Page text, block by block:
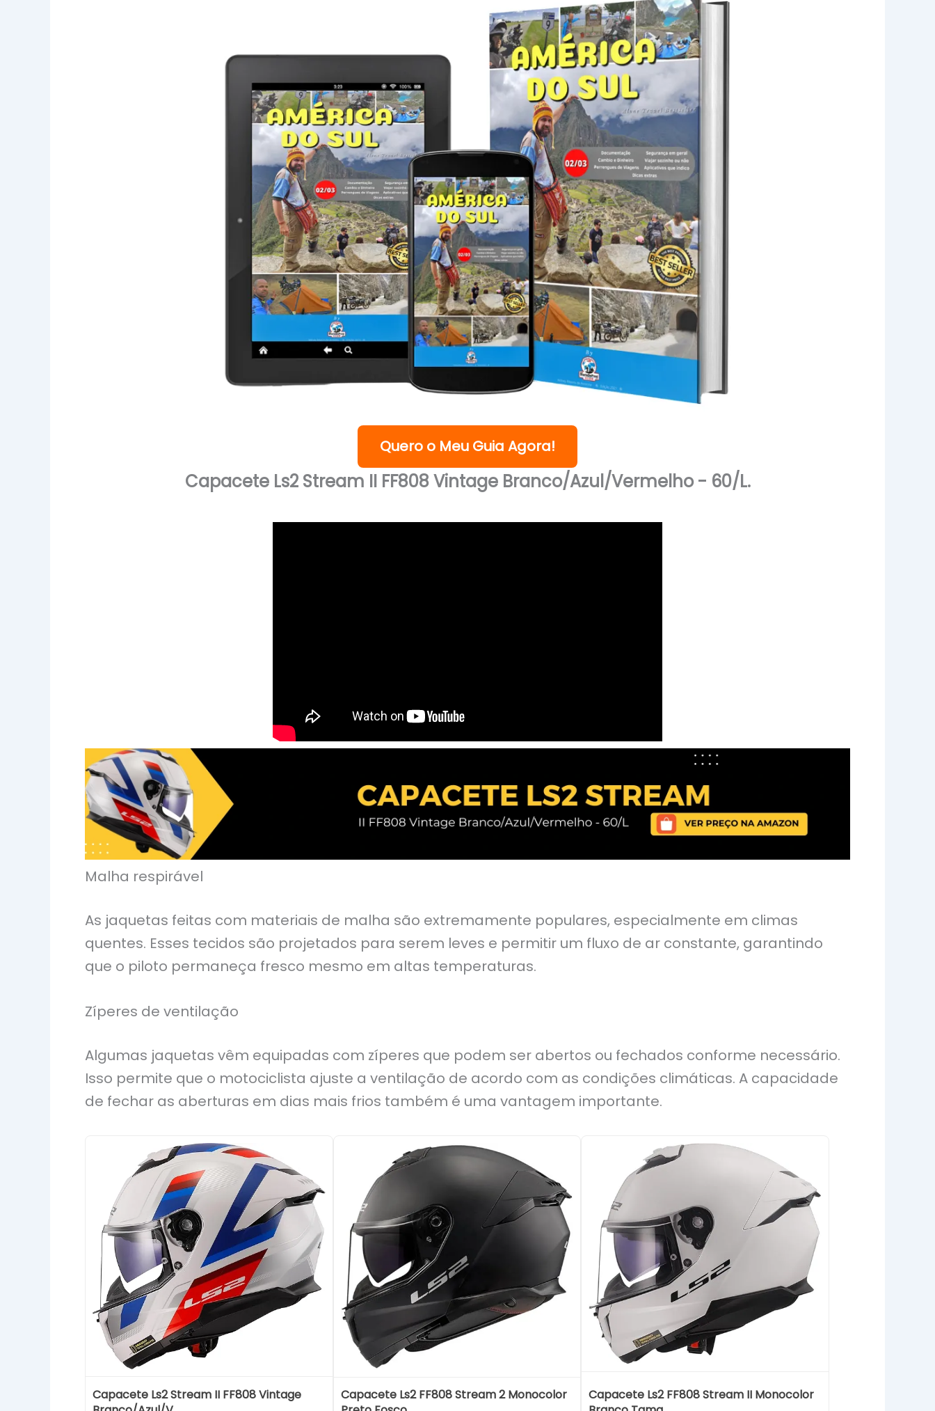
Quero o Meu Guia Agora!
Capacete Ls2 Stream II FF808 Vintage Branco/Azul/Vermelho - 60/L.
Malha respirável
As jaquetas feitas com materiais de malha são extremamente populares, especialmente em climas
quentes. Esses tecidos são projetados para serem leves e permitir um fluxo de ar constante, garantindo
que o piloto permaneça fresco mesmo em altas temperaturas.
Zíperes de ventilação
Algumas jaquetas vêm equipadas com zíperes que podem ser abertos ou fechados conforme necessário.
Isso permite que o motociclista ajuste a ventilação de acordo com as condições climáticas. A capacidade
de fechar as aberturas em dias mais frios também é uma vantagem importante.
Capacete Ls2 Stream II FF808 Vintage
Capacete Ls2 FF808 Stream 2 Monocolor
Capacete Ls2 FF808 Stream II Monocolor